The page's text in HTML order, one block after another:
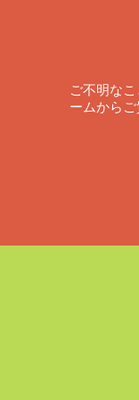
ご不明な
ームからご